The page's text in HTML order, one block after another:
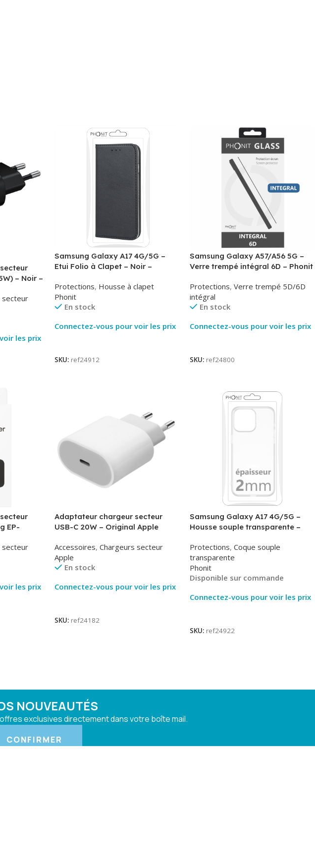
– Noir –
secteur
les prix
Samsung Galaxy A17 4G/5G –
Etui Folio à Clapet – Noir –
Protections, Housse à clapet
Phonit
En stock
Connectez-vous pour voir les prix
SKU: ref24912
Samsung Galaxy A57/A56 5G –
Verre trempé intégral 6D – Phonit
Protections, Verre trempé 5D/6D
intégral
En stock
Connectez-vous pour voir les prix
SKU: ref24800
EP-
secteur
les prix
Adaptateur chargeur secteur
USB-C 20W – Original Apple
Accessoires, Chargeurs secteur
Apple
En stock
Connectez-vous pour voir les prix
SKU: ref24182
Samsung Galaxy A17 4G/5G –
Housse souple transparente –
Protections, Coque souple
transparente
Phonit
Disponible sur commande
Connectez-vous pour voir les prix
SKU: ref24922
NOUVEAUTÉS
exclusives directement dans votre boîte mail.
CONFIRMER